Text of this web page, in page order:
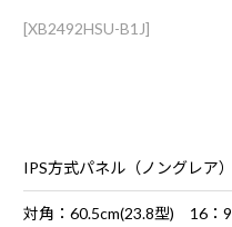
[XB2492HSU-B1J]
IPS方式パネル（ノングレア）
対角：60.5cm(23.8型) 16：9